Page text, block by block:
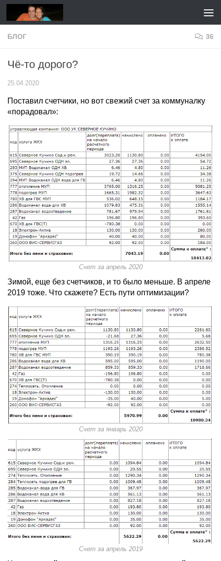
Перейти к содержимому
БЛОГ 36
Чё-то дорого?
25.04.2020
Поставил счетчики, но вот свежий счет за коммуналку
«порадовал»:
Счет за апрель 2020
Зимой, еще без счетчиков, и то было меньше. В апреле
2019 тоже. Что скажете? Есть пути оптимизации?
Счет за январь 2020
Счет за апрель 2019